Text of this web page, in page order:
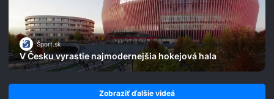
Šport.sk
V Česku vyrastie najmodernejšia hokejová hala
Zobraziť ďalšie videá